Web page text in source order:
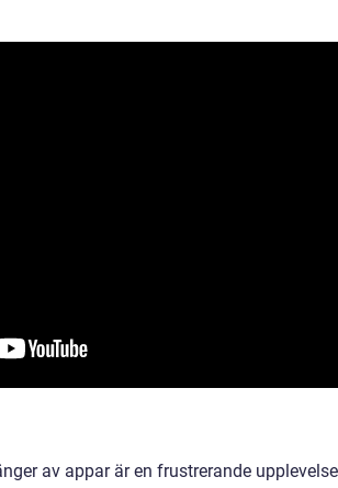
av appar är en frustrerande